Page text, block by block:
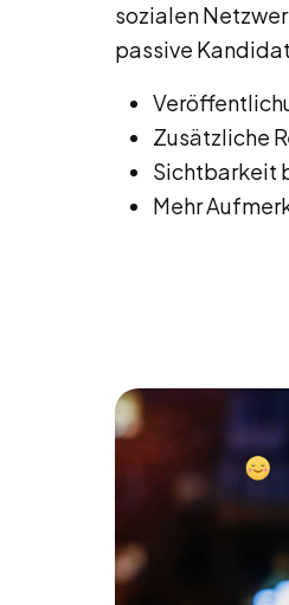
sozialen
passive
Zusätzliche
Sichtbarkeit
Mehr